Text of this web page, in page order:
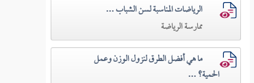
الرياضات المناسبة لسن الشباب ...
ممارسة الرياضة
ما هي أفضل الطرق لنزول الوزن وعمل
الحمية؟ ...